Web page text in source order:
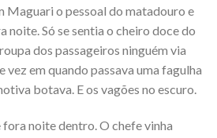
Maguari o pessoal do matadouro e
noite. Só se sentia o cheiro doce do
dos passageiros ninguém via
vez em quando passava uma fagulha
botava. E os vagões no escuro.
noite dentro. O chefe vinha